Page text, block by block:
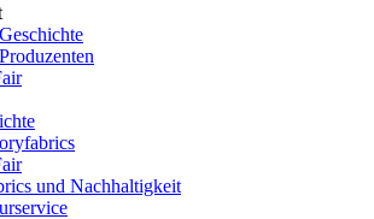
und Nachhaltigkeit